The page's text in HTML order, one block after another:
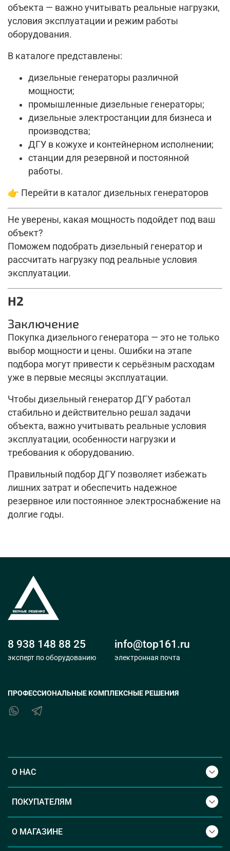
объекта — важно учитывать реальные нагрузки,
условия эксплуатации и режим работы
оборудования.
В каталоге представлены:
дизельные генераторы различной
мощности;
промышленные дизельные генераторы;
дизельные электростанции для бизнеса и
производства;
ДГУ в кожухе и контейнерном исполнении;
станции для резервной и постоянной
работы.
👉 Перейти в каталог дизельных генераторов
Не уверены, какая мощность подойдет под ваш
объект?
Поможем подобрать дизельный генератор и
рассчитать нагрузку под реальные условия
эксплуатации.
H2
Заключение
Покупка дизельного генератора — это не только
выбор мощности и цены. Ошибки на этапе
подбора могут привести к серьёзным расходам
уже в первые месяцы эксплуатации.
Чтобы дизельный генератор ДГУ работал
стабильно и действительно решал задачи
объекта, важно учитывать реальные условия
эксплуатации, особенности нагрузки и
требования к оборудованию.
Правильный подбор ДГУ позволяет избежать
лишних затрат и обеспечить надежное
резервное или постоянное электроснабжение на
долгие годы.
О НАС
ПОКУПАТЕЛЯМ
О МАГАЗИНЕ
8 938 148 88 25
эксперт по оборудованию
info@top161.ru
электронная почта
ПРОФЕССИОНАЛЬНЫЕ КОМПЛЕКСНЫЕ РЕШЕНИЯ